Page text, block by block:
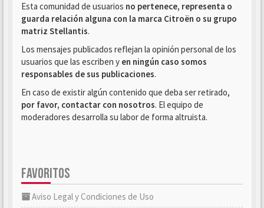
Esta comunidad de usuarios no pertenece, representa o
guarda relación alguna con la marca Citroën o su grupo
matriz Stellantis.
Los mensajes publicados reflejan la opinión personal de los
usuarios que las escriben y en ningún caso somos
responsables de sus publicaciones.
En caso de existir algún contenido que deba ser retirado,
por favor, contactar con nosotros. El equipo de
moderadores desarrolla su labor de forma altruista.
FAVORITOS
Aviso Legal y Condiciones de Uso